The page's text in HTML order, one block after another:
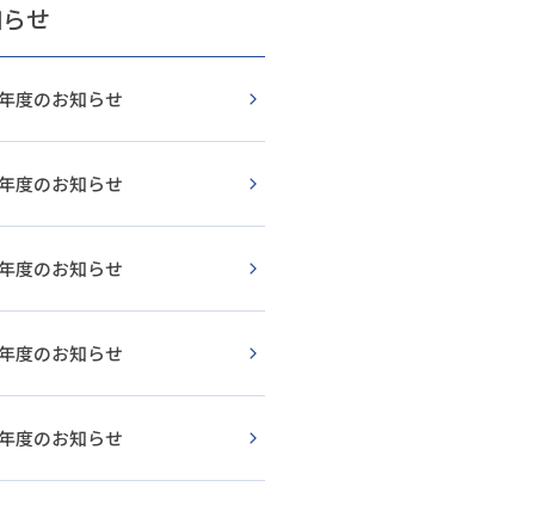
せ
度のお知らせ
度のお知らせ
度のお知らせ
度のお知らせ
度のお知らせ